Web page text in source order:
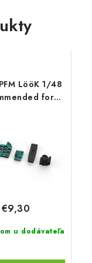
LööK 1/48
for
u dodávateľa
€9,30